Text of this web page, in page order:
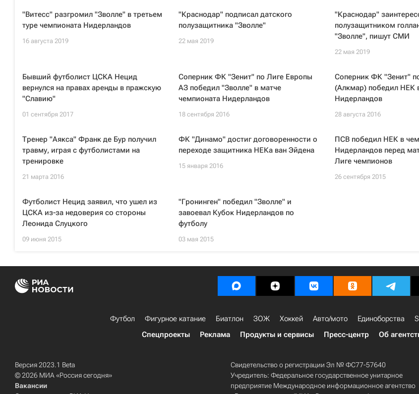
"Витесс" разгромил "Зволле" в третьем
туре чемпионата Нидерландов
16 августа 2019
"Краснодар" подписал датского
полузащитника "Зволле"
22 мая 2019
"Краснодар"
полузащитником
"Зволле", пишут СМИ
22 мая 2019
Бывший футболист ЦСКА Нецид
вернулся на правах аренды в пражскую
"Славию"
01 сентября 2017
Соперник ФК "Зенит" по Лиге Европы
АЗ победил "Зволле" в матче
чемпионата Нидерландов
18 сентября 2016
Соперник ФК "Зенит"
(Алкмар) победил НЕК
Нидерландов
28 августа 2016
Тренер "Аякса" Франк де Бур получил
травму, играя с футболистами на
тренировке
21 марта 2016
ФК "Динамо" достиг договоренности о
переходе защитника НЕКа ван Эйдена
15 января 2016
ПСВ победил НЕК в
Нидерландов перед
Лиге чемпионов
26 сентября 2015
Футболист Нецид заявил, что ушел из
ЦСКА из-за недоверия со стороны
Леонида Слуцкого
09 июня 2015
"Гронинген" победил "Зволле" и
завоевал Кубок Нидерландов по
футболу
03 мая 2015
Футбол Фигурное катание Биатлон ЗОЖ Хоккей Авто/мото Единоборства
Спецпроекты
Реклама Продукты и сервисы Пресс-центр Об
Версия 2023.1 Beta
© 2026 МИА «Россия сегодня»
Вакансии
Свидетельство о регистрации Эл № ФС77-57640
Учредитель: Федеральное государственное унитарное
предприятие Международное информационное агентство